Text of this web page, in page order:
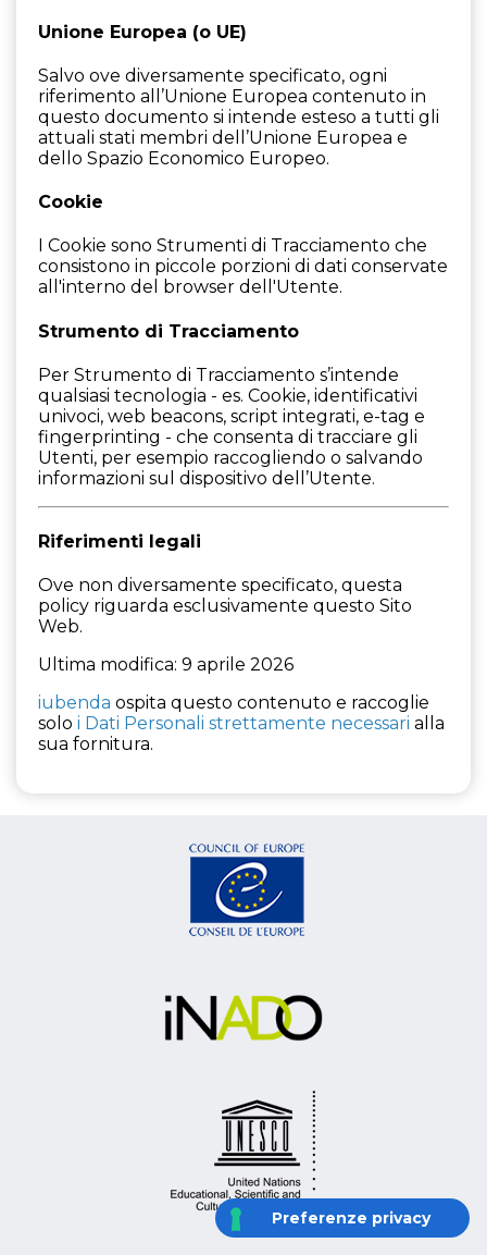
Unione Europea (o UE)
Salvo ove diversamente specificato, ogni
riferimento all’Unione Europea contenuto in
questo documento si intende esteso a tutti gli
attuali stati membri dell’Unione Europea e
dello Spazio Economico Europeo.
Cookie
I Cookie sono Strumenti di Tracciamento che
consistono in piccole porzioni di dati conservate
all'interno del browser dell'Utente.
Strumento di Tracciamento
Per Strumento di Tracciamento s’intende
qualsiasi tecnologia - es. Cookie, identificativi
univoci, web beacons, script integrati, e-tag e
fingerprinting - che consenta di tracciare gli
Utenti, per esempio raccogliendo o salvando
informazioni sul dispositivo dell’Utente.
Riferimenti legali
Ove non diversamente specificato, questa
policy riguarda esclusivamente questo Sito
Web.
Ultima modifica: 9 aprile 2026
iubenda ospita questo contenuto e raccoglie
solo i Dati Personali strettamente necessari alla
sua fornitura.